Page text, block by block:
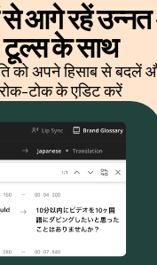
से आगे रहेंउन्नत
टूल्स के साथ
को अपने हिसाब से बदलें
टोक के एडिट करें